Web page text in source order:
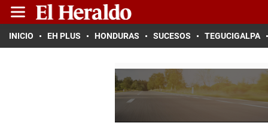
INICIO EH PLUS HONDURAS SUCESOS TEGUCIGALPA